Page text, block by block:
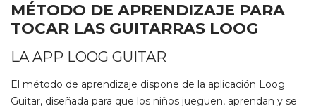
MÉTODO DE APRENDIZAJE PARA
TOCAR LAS GUITARRAS LOOG
LA APP LOOG GUITAR
El método de aprendizaje dispone de la aplicación Loog
Guitar, diseñada para que los niños jueguen, aprendan y se